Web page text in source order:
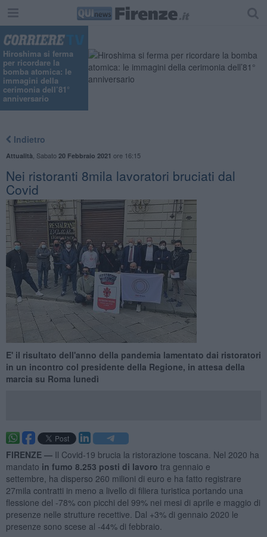
Hiroshima si ferma
per ricordare la
bomba atomica: le
immagini della
cerimonia dell’81°
anniversario
Indietro
Attualità Sabato 20 Febbraio 2021 ore 16:15
Nei ristoranti 8mila lavoratori bruciati dal
Covid
E' il risultato dell'anno della pandemia lamentato dai ristoratori
in un incontro col presidente della Regione, in attesa della
marcia su Roma lunedì
FIRENZE — Il Covid-19 brucia la ristorazione toscana. Nel 2020 ha
mandato in fumo 8.253 posti di lavoro tra gennaio e
settembre, ha disperso 260 milioni di euro e ha fatto registrare
27mila contratti in meno a livello di filiera turistica portando una
flessione del -78% con picchi del 99% nei mesi di aprile e maggio di
presenze nelle strutture recettive. Dal +3% di gennaio 2020 le
presenze sono scese al -44% di febbraio.